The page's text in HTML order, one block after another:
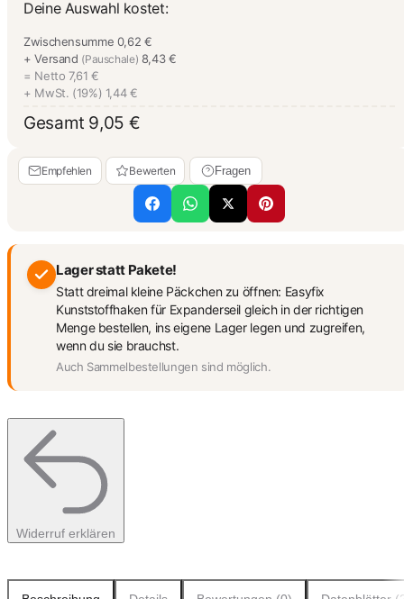
Deine Auswahl kostet:
Zwischensumme 0,62 €
+ Versand (Pauschale) 8,43 €
= Netto 7,61 €
+ MwSt. (19%) 1,44 €
Gesamt 9,05 €
Empfehlen Bewerten Fragen
Lager statt Pakete!
Statt dreimal kleine Päckchen zu öffnen: Easyfix
Kunststoffhaken für Expanderseil gleich in der richtigen
Menge bestellen, ins eigene Lager legen und zugreifen,
wenn du sie brauchst.
Auch Sammelbestellungen sind möglich.
Widerruf erklären